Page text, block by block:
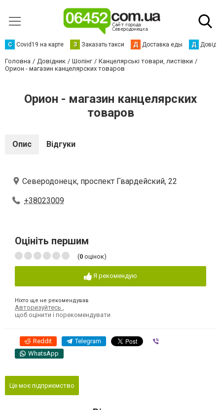
С Сovid19 на карте З Заказать такси Д Доставка еды Д
Головна Довідник Шопінг
Канцелярські товари, листівки
Орион - магазин канцелярских товаров
Орион - магазин канцелярских
товаров
Опис Відгуки
Северодонецк, проспект Гвардейский, 22
+38023009
Оцініть першим
(0 оцінок)
Я рекомендую
Ніхто ще не рекомендував
Авторизуйтесь
щоб оцінити і порекомендувати
Reddit Telegram
WhatsApp
Це моє підприємство